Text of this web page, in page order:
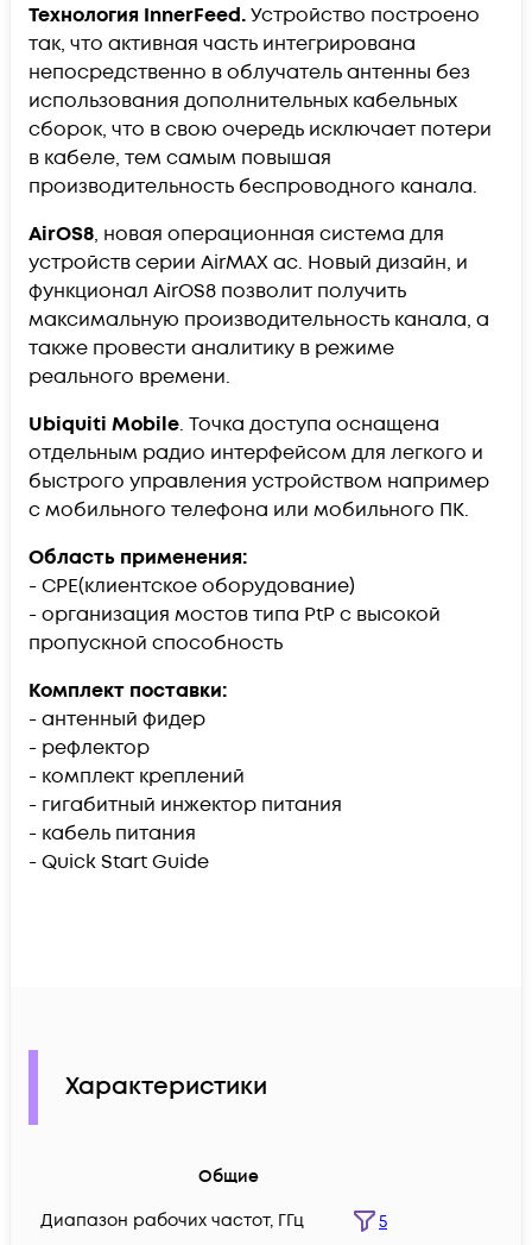
Технология InnerFeed.Устройство построено
так, что активная часть интегрирована
непосредственно в облучатель антенны без
использования дополнительных кабельных
сборок, что в свою очередь исключает потери
в кабеле, тем самым повышая
производительность беспроводного канала.
AirOS8, новая операционная система для
устройств серии AirMAX ac. Новый дизайн, и
функционал AirOS8 позволит получить
максимальную производительность канала, а
также провести аналитику в режиме
реального времени.
Ubiquiti Mobile. Точка доступа оснащена
отдельным радио интерфейсом для легкого и
быстрого управления устройством например
с мобильного телефона или мобильного ПК.
Область применения:
- CPE(клиентское оборудование)
- организация мостов типа PtP с высокой
пропускной способность
Комплект поставки:
- антенный фидер
- рефлектор
- комплект креплений
- гигабитный инжектор питания
- кабель питания
- Quick Start Guide
Характеристики
Общие
Диапазон рабочих частот, ГГц
5